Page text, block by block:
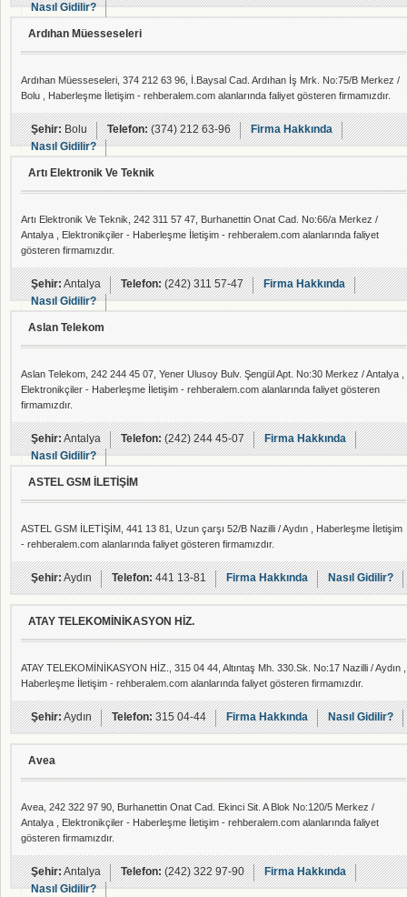
Nasıl Gidilir?
Ardıhan Müesseseleri
Ardıhan Müesseseleri, 374 212 63 96, İ.Baysal Cad. Ardıhan İş Mrk. No:75/B Merkez /
Bolu , Haberleşme İletişim - rehberalem.com alanlarında faliyet gösteren firmamızdır.
Şehir:Bolu Telefon:(374) 212 63-96
Firma Hakkında
Nasıl Gidilir?
Artı Elektronik Ve Teknik
Artı Elektronik Ve Teknik, 242 311 57 47, Burhanettin Onat Cad. No:66/a Merkez /
Antalya , Elektronikçiler - Haberleşme İletişim - rehberalem.com alanlarında faliyet
gösteren firmamızdır.
Şehir:Antalya Telefon:(242) 311 57-47
Firma Hakkında
Nasıl Gidilir?
Aslan Telekom
Aslan Telekom, 242 244 45 07, Yener Ulusoy Bulv. Şengül Apt. No:30 Merkez / Antalya ,
Elektronikçiler - Haberleşme İletişim - rehberalem.com alanlarında faliyet gösteren
firmamızdır.
Şehir:Antalya Telefon:(242) 244 45-07
Firma Hakkında
Nasıl Gidilir?
ASTEL GSM İLETİŞİM
ASTEL GSM İLETİŞİM, 441 13 81, Uzun çarşı 52/B Nazilli / Aydın , Haberleşme İletişim
- rehberalem.com alanlarında faliyet gösteren firmamızdır.
Şehir:Aydın Telefon:441 13-81 Firma Hakkında Nasıl Gidilir?
ATAY TELEKOMİNİKASYON HİZ.
ATAY TELEKOMİNİKASYON HİZ., 315 04 44, Altıntaş Mh. 330.Sk. No:17 Nazilli / Aydın ,
Haberleşme İletişim - rehberalem.com alanlarında faliyet gösteren firmamızdır.
Şehir:Aydın Telefon:315 04-44 Firma Hakkında Nasıl Gidilir?
Avea
Avea, 242 322 97 90, Burhanettin Onat Cad. Ekinci Sit. A Blok No:120/5 Merkez /
Antalya , Elektronikçiler - Haberleşme İletişim - rehberalem.com alanlarında faliyet
gösteren firmamızdır.
Şehir:Antalya Telefon:(242) 322 97-90
Firma Hakkında
Nasıl Gidilir?